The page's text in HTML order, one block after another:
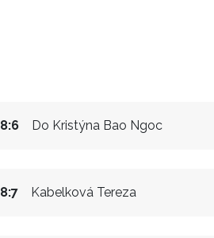
Do Kristýna Bao Ngoc
8:6
Kabelková Tereza
8:7